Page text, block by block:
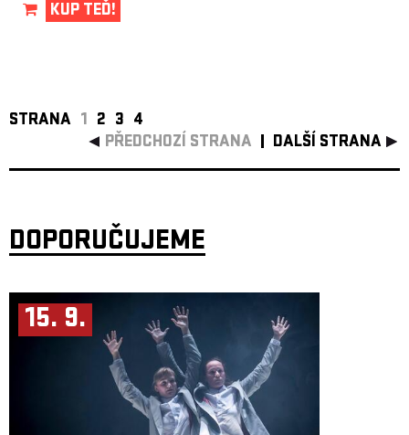
KUP TEĎ!
STRANA 1 2 3 4
PŘEDCHOZÍ STRANA
DALŠÍ STRANA
DOPORUČUJEME
15. 9.